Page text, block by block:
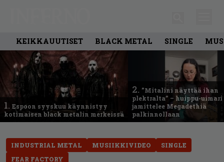
KEIKKAUUTISET BLACK METAL SINGLE
1. Espoon syyskuu käynnistyy
kotimaisen black metalin merkeissä
2. ”Mitalini näyttää ihan
plektralta” – huippu-uimari
jamittelee Megadethiä
palkinnollaan
INDUSTRIAL METAL MUSIIKKIVIDEO
SINGLE
FEAR FACTORY